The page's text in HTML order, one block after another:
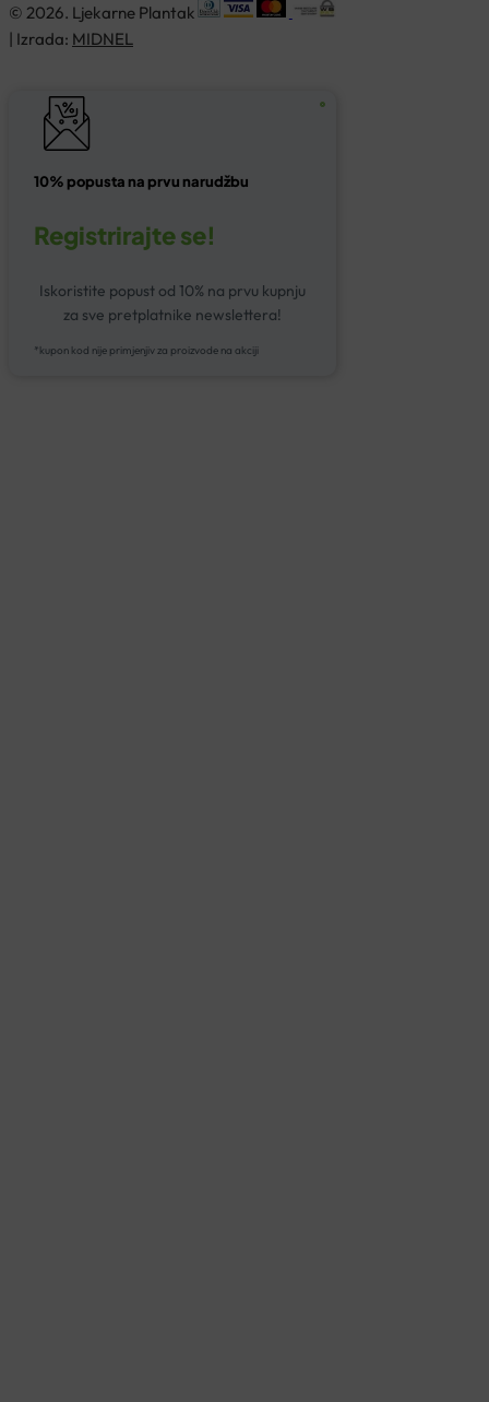
© 2026. Ljekarne Plantak
| Izrada: MIDNEL
10% popusta na prvu narudžbu
Registrirajte se!
Iskoristite popust od 10% na prvu kupnju
za sve pretplatnike newslettera!
*kupon kod nije primjenjiv za proizvode na akciji